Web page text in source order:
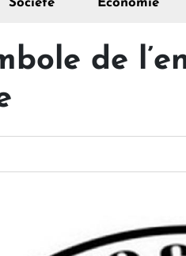
Société Économie
de